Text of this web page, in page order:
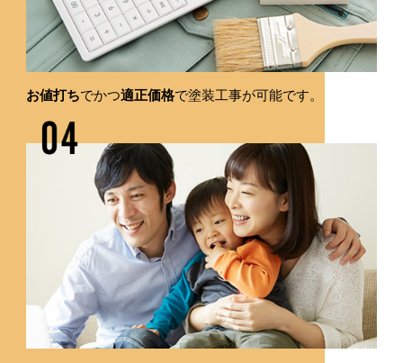
お値打ちでかつ適正価格で塗装工事が可能です。